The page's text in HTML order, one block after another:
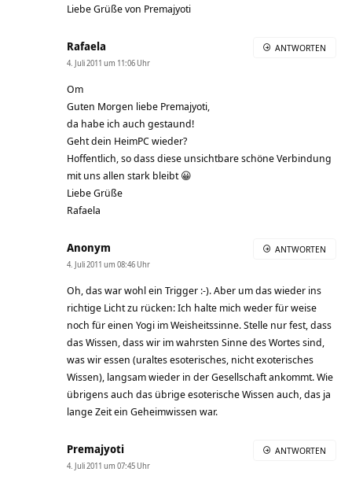
Liebe Grüße von Premajyoti
Rafaela
4. Juli 2011 um 11:06 Uhr
Om
Guten Morgen liebe Premajyoti,
da habe ich auch gestaund!
Geht dein HeimPC wieder?
Hoffentlich, so dass diese unsichtbare schöne Verbindung
mit uns allen stark bleibt 😀
Liebe Grüße
Rafaela
ANTWORTEN
Anonym
4. Juli 2011 um 08:46 Uhr
Oh, das war wohl ein Trigger :-). Aber um das wieder ins
richtige Licht zu rücken: Ich halte mich weder für weise
noch für einen Yogi im Weisheitssinne. Stelle nur fest, dass
das Wissen, dass wir im wahrsten Sinne des Wortes sind,
was wir essen (uraltes esoterisches, nicht exoterisches
Wissen), langsam wieder in der Gesellschaft ankommt. Wie
übrigens auch das übrige esoterische Wissen auch, das ja
lange Zeit ein Geheimwissen war.
ANTWORTEN
Premajyoti
4. Juli 2011 um 07:45 Uhr
ANTWORTEN